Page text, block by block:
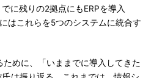
に残りの2拠点にもERPを導入
はこれらを5つのシステムに統合す
めに、「いままでに導入してきた